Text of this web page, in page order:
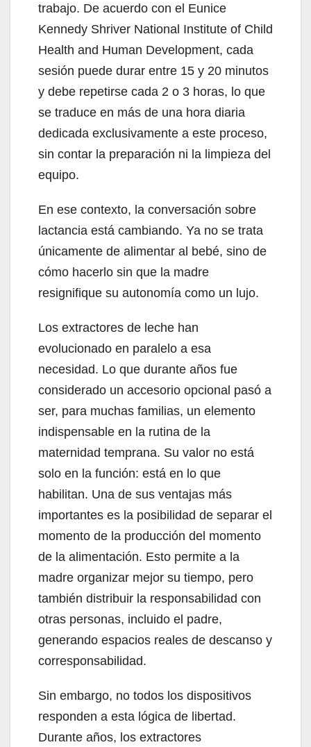
trabajo. De acuerdo con el Eunice
Kennedy Shriver National Institute of Child
Health and Human Development, cada
sesión puede durar entre 15 y 20 minutos
y debe repetirse cada 2 o 3 horas, lo que
se traduce en más de una hora diaria
dedicada exclusivamente a este proceso,
sin contar la preparación ni la limpieza del
equipo.
En ese contexto, la conversación sobre
lactancia está cambiando. Ya no se trata
únicamente de alimentar al bebé, sino de
cómo hacerlo sin que la madre
resignifique su autonomía como un lujo.
Los extractores de leche han
evolucionado en paralelo a esa
necesidad. Lo que durante años fue
considerado un accesorio opcional pasó a
ser, para muchas familias, un elemento
indispensable en la rutina de la
maternidad temprana. Su valor no está
solo en la función: está en lo que
habilitan. Una de sus ventajas más
importantes es la posibilidad de separar el
momento de la producción del momento
de la alimentación. Esto permite a la
madre organizar mejor su tiempo, pero
también distribuir la responsabilidad con
otras personas, incluido el padre,
generando espacios reales de descanso y
corresponsabilidad.
Sin embargo, no todos los dispositivos
responden a esta lógica de libertad.
Durante años, los extractores